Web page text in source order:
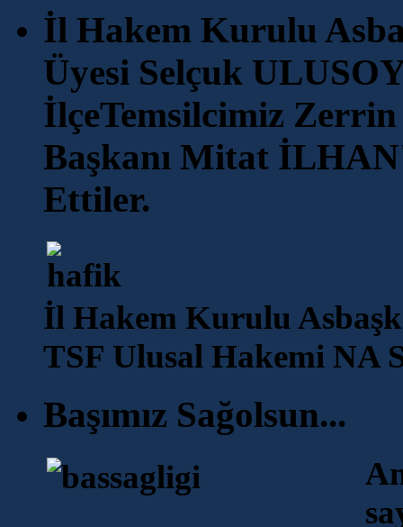
İl Hakem Kurulu
Üyesi Selçuk
İlçeTemsilcimiz
Başkanı Mitat
Ettiler.
İl Hakem Kurulu
TSF Ulusal Hakemi NA
Başımız Sağolsun...